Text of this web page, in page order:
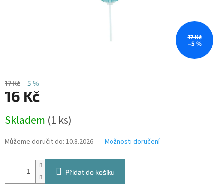
17 Kč
–5 %
17 Kč –5 %
16 Kč
cena:
Skladem (1 ks)
Můžeme doručit do: 10.8.2026 Možnosti doručení
Přidat do košíku